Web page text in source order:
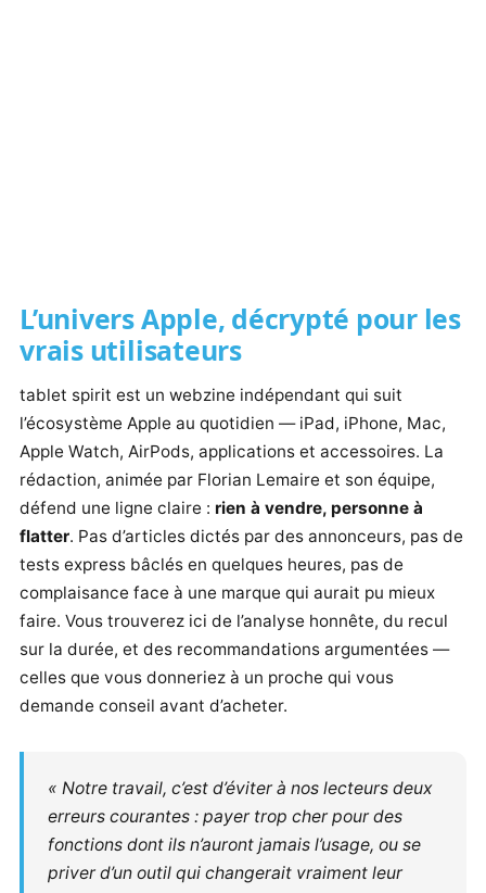
L’univers Apple, décrypté pour les
vrais utilisateurs
tablet spirit est un webzine indépendant qui suit
l’écosystème Apple au quotidien — iPad, iPhone, Mac,
Apple Watch, AirPods, applications et accessoires. La
rédaction, animée par Florian Lemaire et son équipe,
défend une ligne claire : rien à vendre, personne à
flatter. Pas d’articles dictés par des annonceurs, pas de
tests express bâclés en quelques heures, pas de
complaisance face à une marque qui aurait pu mieux
faire. Vous trouverez ici de l’analyse honnête, du recul
sur la durée, et des recommandations argumentées —
celles que vous donneriez à un proche qui vous
demande conseil avant d’acheter.
« Notre travail, c’est d’éviter à nos lecteurs deux
erreurs courantes : payer trop cher pour des
fonctions dont ils n’auront jamais l’usage, ou se
priver d’un outil qui changerait vraiment leur